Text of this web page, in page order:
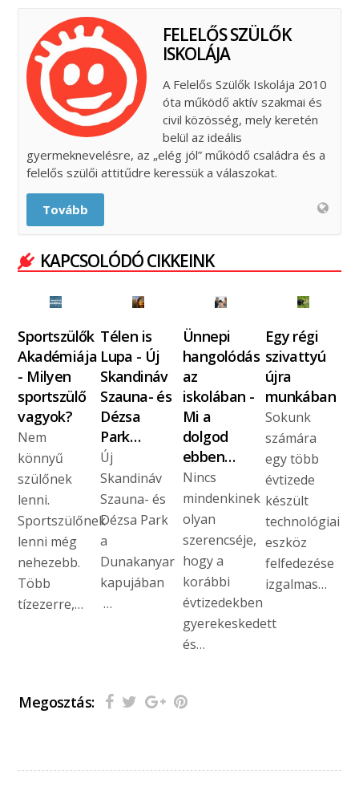
FELELŐS SZÜLŐK
ISKOLÁJA
A Felelős Szülők Iskolája 2010
óta működő aktív szakmai és
civil közösség, mely keretén
belül az ideális
gyermeknevelésre, az „elég jól” működő családra és a
felelős szülői attitűdre keressük a válaszokat.
Tovább
KAPCSOLÓDÓ CIKKEINK
Sportszülők
Akadémiája
- Milyen
sportszülő
vagyok?
Nem
könnyű
szülőnek
lenni.
Sportszülőnek
lenni még
nehezebb.
Több
tízezerre,…
Télen is
Lupa - Új
Skandináv
Szauna- és
Dézsa
Park…
Új
Skandináv
Szauna- és
Dézsa Park
a
Dunakanyar
kapujában
…
Ünnepi
hangolódás
az
iskolában -
Mi a
dolgod
ebben…
Nincs
mindenkinek
olyan
szerencséje,
hogy a
korábbi
évtizedekben
gyerekeskedett
és…
Egy régi
szivattyú
újra
munkában
Sokunk
számára
egy több
évtizede
készült
technológiai
eszköz
felfedezése
izgalmas…
Megosztás: